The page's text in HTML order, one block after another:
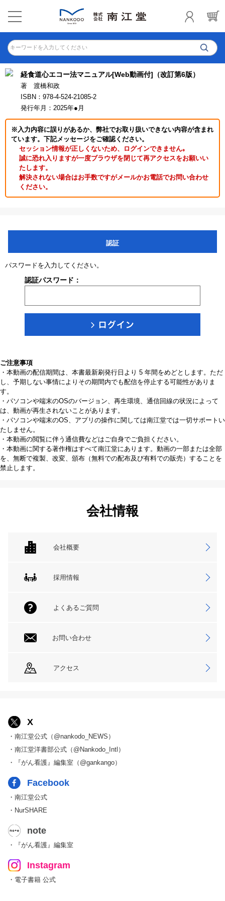
キーワードを入力してください
経食道心エコー法マニュアル[Web動画付]（改訂第6版）
著 渡橋和政
ISBN：978-4-524-21085-2
発行年月：2025年●月
※入力内容に誤りがあるか、弊社でお取り扱いできない内容が含まれ
ています。下記メッセージをご確認ください。
セッション情報が正しくないため、ログインできません｡
誠に恐れ入りますが一度ブラウザを閉じて再アクセスをお願いい
たします。
解決されない場合はお手数ですがメールかお電話でお問い合わせ
ください。
認証
パスワードを入力してください。
認証パスワード：
ご注意事項
・本動画の配信期間は、本書最新刷発行日より 5 年間をめどとします。ただ
し、予期しない事情によりその期間内でも配信を停止する可能性がありま
す。
・パソコンや端末のOSのバージョン、再生環境、通信回線の状況によって
は、動画が再生されないことがあります。
・パソコンや端末のOS、アプリの操作に関しては南江堂では一切サポートい
たしません。
・本動画の閲覧に伴う通信費などはご自身でご負担ください。
・本動画に関する著作権はすべて南江堂にあります。動画の一部または全部
を、無断で複製、改変、頒布（無料での配布及び有料での販売）することを
禁止します。
会社情報
会社概要
採用情報
よくあるご質問
お問い合わせ
アクセス
X
・南江堂公式（@nankodo_NEWS）
・南江堂洋書部公式（@Nankodo_Intl）
・『がん看護』編集室（@gankango）
Facebook
・南江堂公式
・NurSHARE
note
・『がん看護』編集室
Instagram
・電子書籍 公式